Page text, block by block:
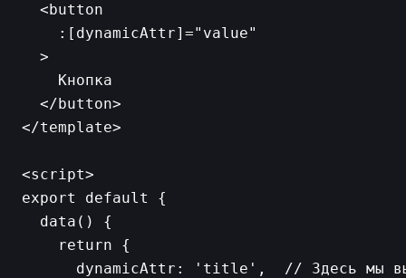
  <button
    :[dynamicAttr]="value"
  >
    Кнопка
  </button>
</template>
<script>
export default {
  data() {
    return {
dynamicAttr: 'title',  // Здесь мы